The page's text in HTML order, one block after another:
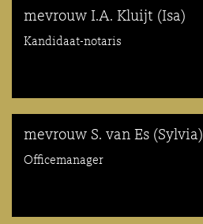
mevrouw I.A. Kluijt (Isa)
Kandidaat-notaris
mevrouw S. van Es (Sylvia)
Officemanager